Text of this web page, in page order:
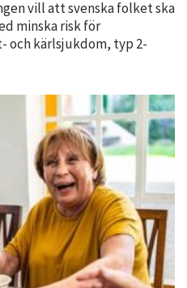
vill att svenska folket ska
minska risk för
och kärl­sjukdom, typ 2-
Upplevelse
prestera så
bra som
möjligt under
ditt besök.
Om du nekar
de här
kakorna
kommer viss
funktionalitet
att försvinna